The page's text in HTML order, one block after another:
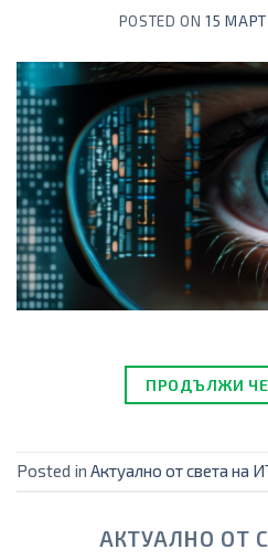
POSTED ON15
ПРОДЪЛЖИ
Posted in Актуално от света на
АКТУАЛНО ОТ